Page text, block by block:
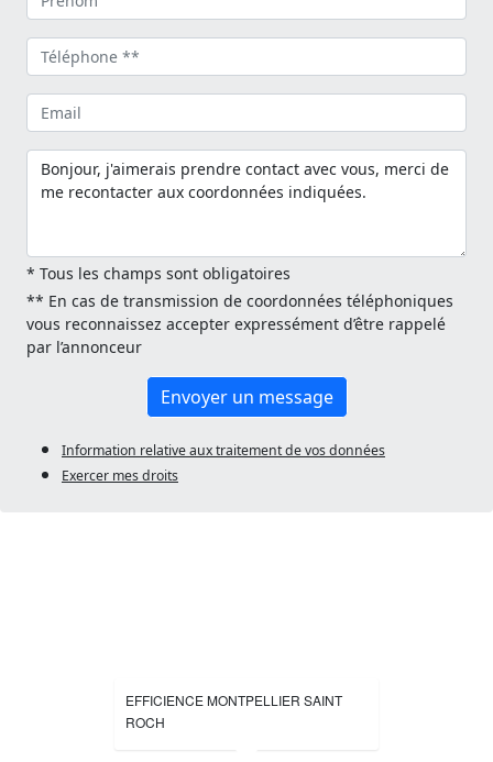
* Tous les champs sont obligatoires
** En cas de transmission de coordonnées téléphoniques
vous reconnaissez accepter expressément d’être rappelé
par l’annonceur
Envoyer un message
Information relative aux traitement de vos données
Exercer mes droits
EFFICIENCE MONTPELLIER SAINT
ROCH